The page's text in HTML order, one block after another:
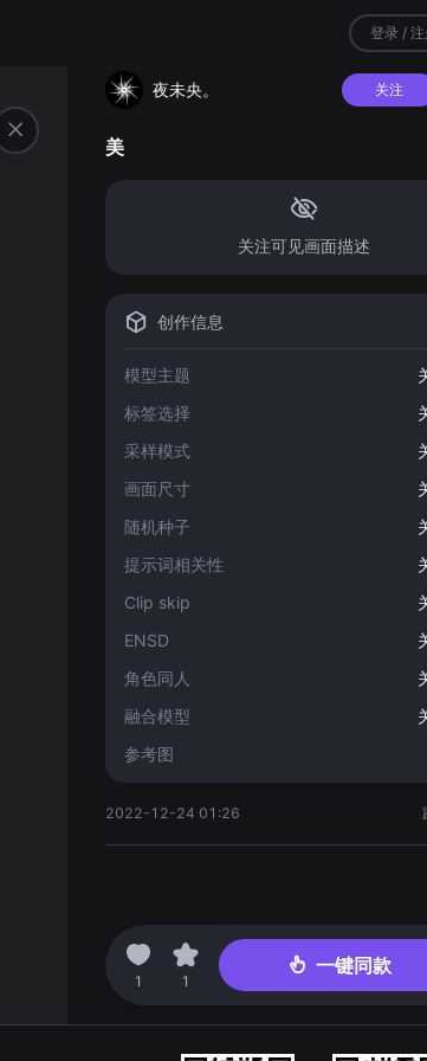
登录 /
夜未央。 关注
美
关注可见画面描述
创作信息
模型主题
标签选择
采样模式
画面尺寸
随机种子
提示词相关性
Clip skip
ENSD
角色同人
融合模型
参考图
2022-12-24 01:26
1 1
一键同款